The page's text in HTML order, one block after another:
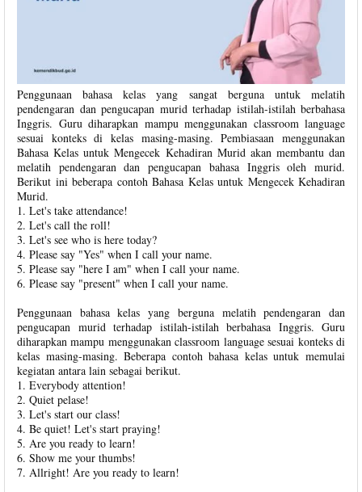
Penggunaan bahasa kelas yang sangat berguna untuk melatih
pendengaran dan pengucapan murid terhadap istilah-istilah berbahasa
Inggris. Guru diharapkan mampu menggunakan classroom language
sesuai konteks di kelas masing-masing. Pembiasaan menggunakan
Bahasa Kelas untuk Mengecek Kehadiran Murid akan membantu dan
melatih pendengaran dan pengucapan bahasa Inggris oleh murid.
Berikut ini beberapa contoh Bahasa Kelas untuk Mengecek Kehadiran
Murid.
1. Let's take attendance!
2. Let's call the roll!
3. Let's see who is here today?
4. Please say "Yes" when I call your name.
5. Please say "here I am" when I call your name.
6. Please say "present" when I call your name.
Penggunaan bahasa kelas yang berguna melatih pendengaran dan
pengucapan murid terhadap istilah-istilah berbahasa Inggris. Guru
diharapkan mampu menggunakan classroom language sesuai konteks di
kelas masing-masing. Beberapa contoh bahasa kelas untuk memulai
kegiatan antara lain sebagai berikut.
1. Everybody attention!
2. Quiet pelase!
3. Let's start our class!
4. Be quiet! Let's start praying!
5. Are you ready to learn!
6. Show me your thumbs!
7. Allright! Are you ready to learn!